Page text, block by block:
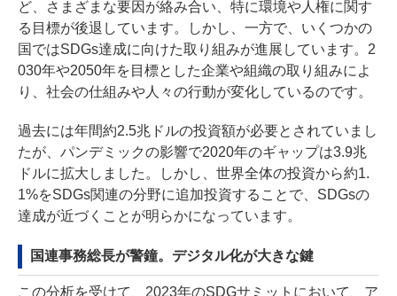
ど、さまざまな要因が絡み合い、特に環境や人権に関す
る目標が後退しています。しかし、一方で、いくつかの
国ではSDGs達成に向けた取り組みが進展しています。2
030年や2050年を目標とした企業や組織の取り組みによ
り、社会の仕組みや人々の行動が変化しているのです。
過去には年間約2.5兆ドルの投資額が必要とされていまし
たが、パンデミックの影響で2020年のギャップは3.9兆
ドルに拡大しました。しかし、世界全体の投資から約1.
1%をSDGs関連の分野に追加投資することで、SDGsの
達成が近づくことが明らかになっています。
国連事務総長が警鐘。デジタル化が大きな鍵
この分析を受けて、2023年のSDGサミットにおいて、ア